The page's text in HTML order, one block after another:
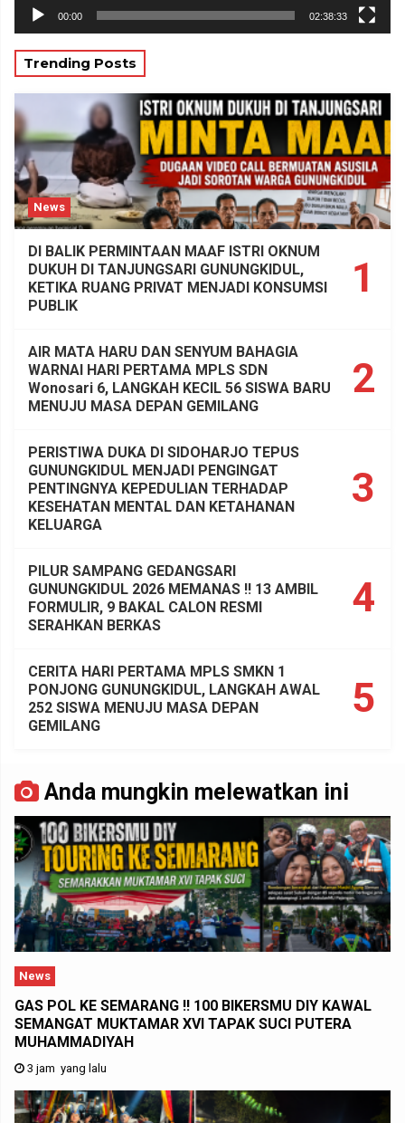
00:00 02:38:33
Trending Posts
News
1
DI BALIK PERMINTAAN MAAF ISTRI OKNUM
DUKUH DI TANJUNGSARI GUNUNGKIDUL,
KETIKA RUANG PRIVAT MENJADI KONSUMSI
PUBLIK
2
AIR MATA HARU DAN SENYUM BAHAGIA
WARNAI HARI PERTAMA MPLS SDN
Wonosari 6, LANGKAH KECIL 56 SISWA BARU
MENUJU MASA DEPAN GEMILANG
3
PERISTIWA DUKA DI SIDOHARJO TEPUS
GUNUNGKIDUL MENJADI PENGINGAT
PENTINGNYA KEPEDULIAN TERHADAP
KESEHATAN MENTAL DAN KETAHANAN
KELUARGA
4
PILUR SAMPANG GEDANGSARI
GUNUNGKIDUL 2026 MEMANAS !! 13 AMBIL
FORMULIR, 9 BAKAL CALON RESMI
SERAHKAN BERKAS
5
CERITA HARI PERTAMA MPLS SMKN 1
PONJONG GUNUNGKIDUL, LANGKAH AWAL
252 SISWA MENUJU MASA DEPAN
GEMILANG
Anda mungkin melewatkan ini
News
GAS POL KE SEMARANG !! 100 BIKERSMU DIY KAWAL
SEMANGAT MUKTAMAR XVI TAPAK SUCI PUTERA
MUHAMMADIYAH
3 jam yang lalu